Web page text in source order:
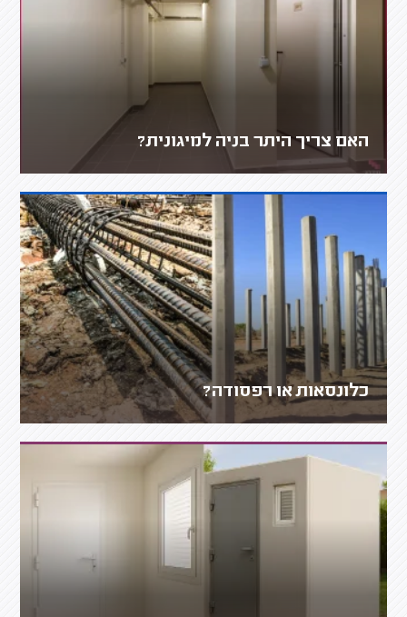
האם צריך היתר בניה למיגונית?
כלונסאות או רפסודה?